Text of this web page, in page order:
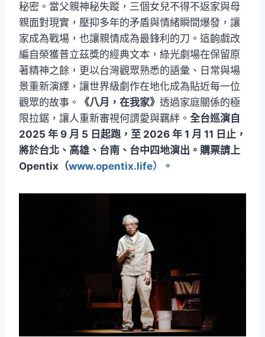
秘密。當父親神秘失蹤，三個女兒不得不返家與母
親面對現實，壓抑多年的矛盾與情緒瞬間爆發，讓
家成為戰場，也讓親情成為最鋒利的刀。這齣戲改
編自榮獲普立茲獎的經典文本，綠光劇場在保留原
著精神之餘，更以台灣觀眾熟悉的語彙、日常與場
景重新演繹，讓世界級劇作在地化成為貼近每一位
觀眾的故事。
《八月，在我家》 透過家庭關係的極
限拉鋸，讓人重新審視何謂愛與羈絆。 全台巡演自
2025 年 9 月 5 日起跑，至 2026 年 1 月 11 日止，
將於台北、高雄、台南、台中四地演出。購票請上
Opentix（www.opentix.life）。